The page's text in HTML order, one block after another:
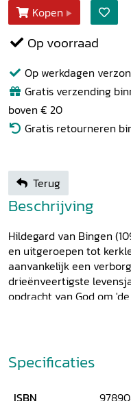
Kopen
Op voorraad
Op werkdagen
Gratis verzending
boven € 20
Gratis retourneren
Terug
Beschrijving
Hildegard van Bingen
en uitgeroepen tot
aanvankelijk een
drieënveertigste
opdracht van God om
Daarop schreef ze
Latijnse tekst is een
Nederlands, die dicht bij
Specificaties
ISBN